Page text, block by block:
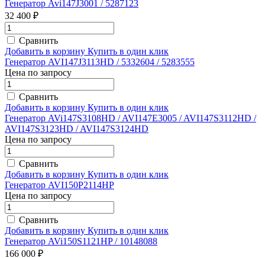
Генератор Avi147J3001 / 5287123
32 400 ₽
Сравнить
Добавить в корзину Купить в один клик
Генератор AVI147J3113HD / 5332604 / 5283555
Цена по запросу
Сравнить
Добавить в корзину Купить в один клик
Генератор AVi147S3108HD / AVI147E3005 / AVI147S3112HD /
AVI147S3123HD / AVI147S3124HD
Цена по запросу
Сравнить
Добавить в корзину Купить в один клик
Генератор AVI150P2114HP
Цена по запросу
Сравнить
Добавить в корзину Купить в один клик
Генератор AVi150S1121HP / 10148088
166 000 ₽